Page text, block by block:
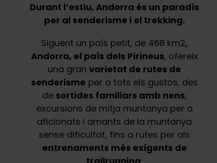
Durant l’estiu, Andorra és un paradís
per al senderisme i el trekking.
Siguent un país petit, de 468 km2,
Andorra, el país dels Pirineus, ofereix
una gran varietat de rutes de
senderisme per a tots els gustos, des
de sortides familiars amb nens,
excursions de mitja muntanya per a
aficionats i amants de la muntanya
sense dificultat, fins a rutes per als
entrenaments més exigents de